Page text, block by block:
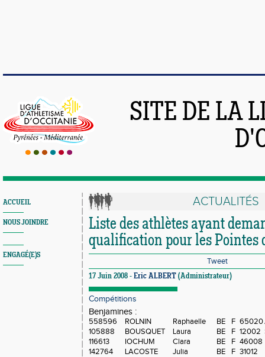
SITE DE LA
ACCUEIL
NOUS JOINDRE
ENGAGÉ(E)S
ACTUALITÉS
Liste des athlètes ayant
qualification pour les Pointes
Tweet
17 Juin 2008 - Eric ALBERT (Administrateur)
Compétitions
Benjamines :
558596 ROLNIN Raphaelle BE F 65020
105888
BOUSQUET Laura BE F 12002
116613
IOCHUM Clara BE F 46008
142764
LACOSTE Julia BE F 31012